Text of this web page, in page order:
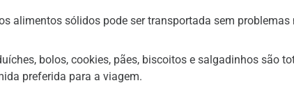
alimentos sólidos pode ser transportada sem problemas
bolos, cookies, pães, biscoitos e salgadinhos são
preferida para a viagem.